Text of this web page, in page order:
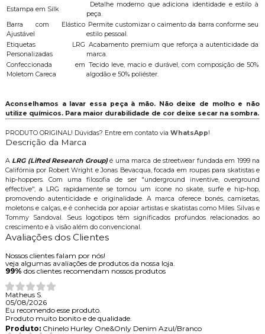
Estampa em Silk
Detalhe moderno que adiciona identidade e estilo à
peça.
Barra com Elástico
Ajustável
Permite customizar o caimento da barra conforme seu
estilo pessoal.
Etiquetas LRG
Personalizadas
Acabamento premium que reforça a autenticidade da
marca.
Confeccionada em
Moletom Careca
Tecido leve, macio e durável, com composição de 50%
algodão e 50% poliéster.
Aconselhamos a lavar essa peça à mão. Não deixe de molho e não
utilize químicos. Para maior durabilidade de cor deixe secar na sombra.
PRODUTO ORIGINAL! Dúvidas? Entre em contato via WhatsApp!
Descrição da Marca
A LRG (Lifted Research Group)é uma marca de streetwear fundada em 1999 na
Califórnia por Robert Wright e Jonas Bevacqua, focada em roupas para skatistas e
hip-hoppers. Com uma filosofia de ser "underground inventive, overground
effective", a LRG rapidamente se tornou um ícone no skate, surfe e hip-hop,
promovendo autenticidade e originalidade. A marca oferece bonés, camisetas,
moletons e calças, e é conhecida por apoiar artistas e skatistas como Miles Silvas e
Tommy Sandoval. Seus logotipos têm significados profundos relacionados ao
crescimento e à visão além do convencional.
Avaliações dos Clientes
Nossos clientes falam por nós!
veja algumas avaliações de produtos da nossa loja.
99% dos clientes recomendam nossos produtos
Matheus S.
05/08/2026
Eu recomendo esse produto.
Produto muito bonito e de qualidade.
Produto:Chinelo Hurley One&Only Denim Azul/Branco